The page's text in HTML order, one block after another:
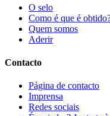
O selo
Como é que é
Quem somos
Aderir
Contacto
Página de contacto
Imprensa
Redes sociais